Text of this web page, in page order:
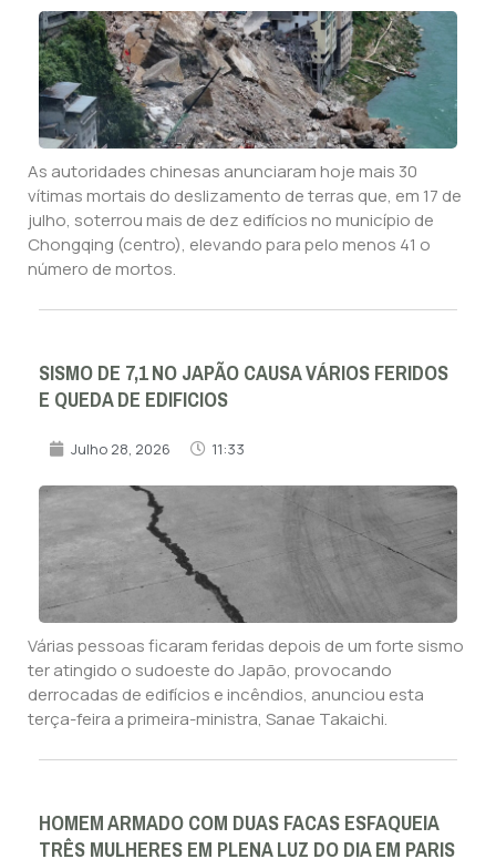
As autoridades chinesas anunciaram hoje mais 30
vítimas mortais do deslizamento de terras que, em 17 de
julho, soterrou mais de dez edifícios no município de
Chongqing (centro), elevando para pelo menos 41 o
número de mortos.
SISMO DE 7,1 NO JAPÃO CAUSA VÁRIOS FERIDOS
E QUEDA DE EDIFICIOS
Julho 28, 2026 11:33
Várias pessoas ficaram feridas depois de um forte sismo
ter atingido o sudoeste do Japão, provocando
derrocadas de edifícios e incêndios, anunciou esta
terça-feira a primeira-ministra, Sanae Takaichi.
HOMEM ARMADO COM DUAS FACAS ESFAQUEIA
TRÊS MULHERES EM PLENA LUZ DO DIA EM PARIS